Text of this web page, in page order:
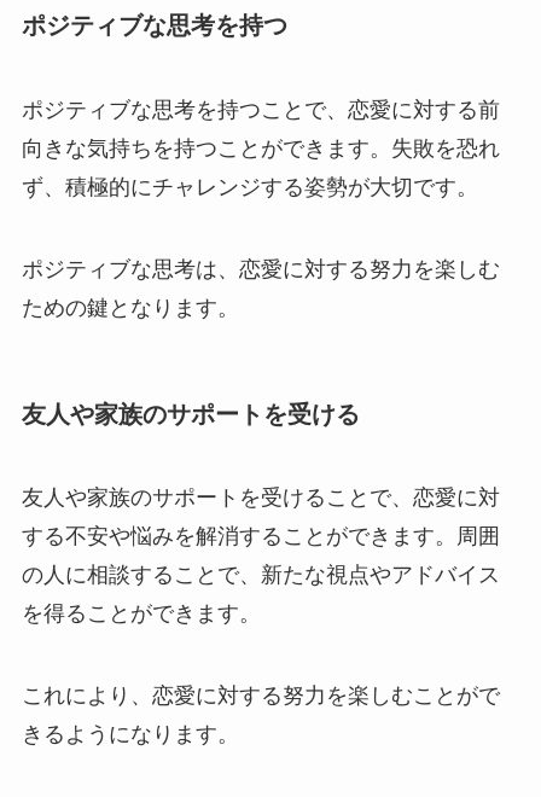
ポジティブな思考を持つ
ポジティブな思考を持つことで、恋愛に対する前
向きな気持ちを持つことができます。失敗を恐れ
ず、積極的にチャレンジする姿勢が大切です。
ポジティブな思考は、恋愛に対する努力を楽しむ
ための鍵となります。
友人や家族のサポートを受ける
友人や家族のサポートを受けることで、恋愛に対
する不安や悩みを解消することができます。周囲
の人に相談することで、新たな視点やアドバイス
を得ることができます。
これにより、恋愛に対する努力を楽しむことがで
きるようになります。